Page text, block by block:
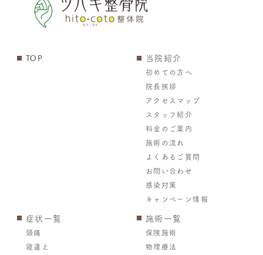
TOP 当院紹介
初めての方へ
院長挨拶
アクセスマップ
スタッフ紹介
料金のご案内
施術の流れ
よくあるご質問
お問い合わせ
感染対策
キャンペーン情報
症状一覧
頭痛
寝違え
施術一覧
保険施術
物理療法